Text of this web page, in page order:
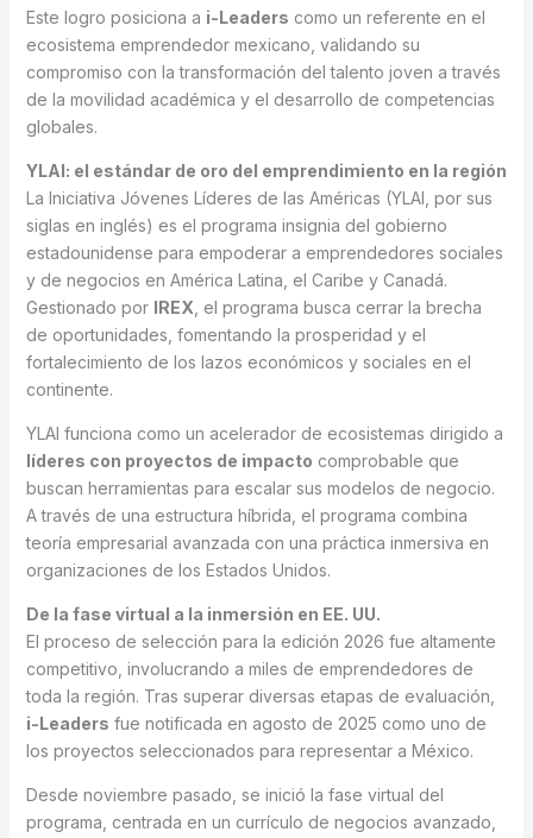
Este logro posiciona a i-Leaders como un referente en el
ecosistema emprendedor mexicano, validando su
compromiso con la transformación del talento joven a través
de la movilidad académica y el desarrollo de competencias
globales.
YLAI: el estándar de oro del emprendimiento en la región
La Iniciativa Jóvenes Líderes de las Américas (YLAI, por sus
siglas en inglés) es el programa insignia del gobierno
estadounidense para empoderar a emprendedores sociales
y de negocios en América Latina, el Caribe y Canadá.
Gestionado por IREX , el programa busca cerrar la brecha
de oportunidades, fomentando la prosperidad y el
fortalecimiento de los lazos económicos y sociales en el
continente.
YLAI funciona como un acelerador de ecosistemas dirigido a
líderes con proyectos de impacto comprobable que
buscan herramientas para escalar sus modelos de negocio.
A través de una estructura híbrida, el programa combina
teoría empresarial avanzada con una práctica inmersiva en
organizaciones de los Estados Unidos.
De la fase virtual a la inmersión en EE. UU.
El proceso de selección para la edición 2026 fue altamente
competitivo, involucrando a miles de emprendedores de
toda la región. Tras superar diversas etapas de evaluación,
i-Leaders fue notificada en agosto de 2025 como uno de
los proyectos seleccionados para representar a México.
Desde noviembre pasado, se inició la fase virtual del
programa, centrada en un currículo de negocios avanzado,